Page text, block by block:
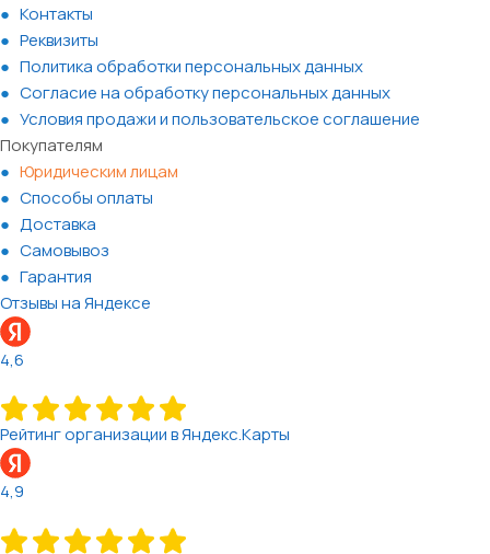
Контакты
Реквизиты
Политика обработки персональных данных
Согласие на обработку персональных данных
Условия продажи и пользовательское соглашение
Покупателям
Юридическим лицам
Способы оплаты
Доставка
Самовывоз
Гарантия
Отзывы на Яндексе
4,6
Рейтинг организации в Яндекс.Карты
4,9